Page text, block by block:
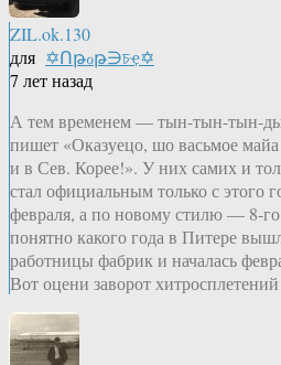
ZIL.ok.130
для ✡Ոթℴթ∋চҿ✡
7 лет назад
А тем временем — тын-тын-тын-
пишет «Оказуецо, шо васьмое
и в Сев. Корее!». У них самих и
стал официальным только с этого
февраля, а по новому стилю — 8-
понятно какого года в Питере
работницы фабрик и началась
Вот оцени заворот